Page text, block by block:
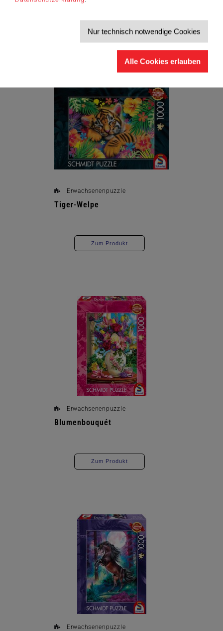
Nur technisch notwendige Cookies
Alle Cookies erlauben
Erwachsenenpuzzle
Tiger-Welpe
Zum Produkt
Erwachsenenpuzzle
Blumenbouquét
Zum Produkt
Erwachsenenpuzzle